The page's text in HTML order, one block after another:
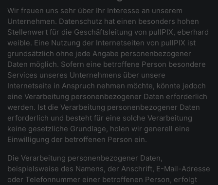
Wir freuen uns sehr über Ihr Interesse an unserem
Unternehmen. Datenschutz hat einen besonders hohen
Stellenwert für die Geschäftsleitung von pullPIX, eberhard
weible. Eine Nutzung der Internetseiten von pullPIX ist
grundsätzlich ohne jede Angabe personenbezogener
Daten möglich. Sofern eine betroffene Person besondere
Services unseres Unternehmens über unsere
Internetseite in Anspruch nehmen möchte, könnte jedoch
eine Verarbeitung personenbezogener Daten erforderlich
werden. Ist die Verarbeitung personenbezogener Daten
erforderlich und besteht für eine solche Verarbeitung
keine gesetzliche Grundlage, holen wir generell eine
Einwilligung der betroffenen Person ein.
Die Verarbeitung personenbezogener Daten,
beispielsweise des Namens, der Anschrift, E-Mail-Adresse
oder Telefonnummer einer betroffenen Person, erfolgt